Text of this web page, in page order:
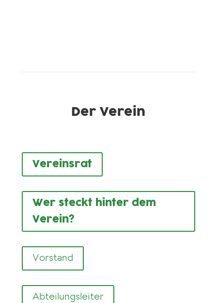
Der Verein
Vereinsrat
Wer steckt hinter dem
Verein?
Vorstand
Abteilungsleiter